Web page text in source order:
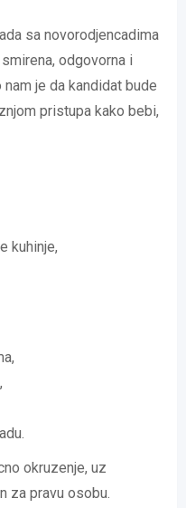
sa novorodjencadima
odgovorna i
je da kandidat bude
pristupa kako bebi,
kuhinje,
okruzenje, uz
za pravu osobu.